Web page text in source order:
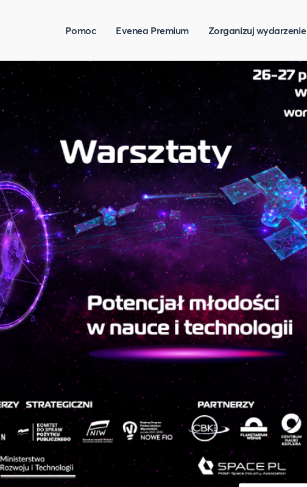
Pomoc Evenea Premium Zorganizuj wydarzenie